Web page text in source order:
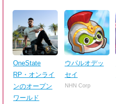
OneState
RP・オンライ
ンのオープン
ワールド
ウパルオデッ
セイ
NHN Corp